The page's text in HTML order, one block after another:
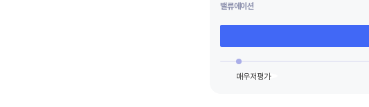
밸류에이션